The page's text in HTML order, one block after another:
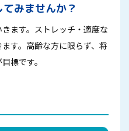
みませんか？
ます。ストレッチ・適度な
す。高齢な方に限らず、将
標です。